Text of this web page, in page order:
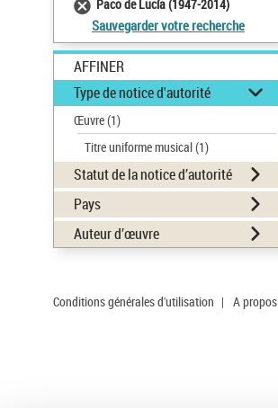
Paco de Lucía (1947-2014)
Sauvegarder votre recherche
AFFINER
Type de notice d'autorité
Œuvre(1)
Titre uniforme musical(1)
Statut de la notice d’autorité
Pays
Auteur d’œuvre
Conditions générales d'utilisation | A propos